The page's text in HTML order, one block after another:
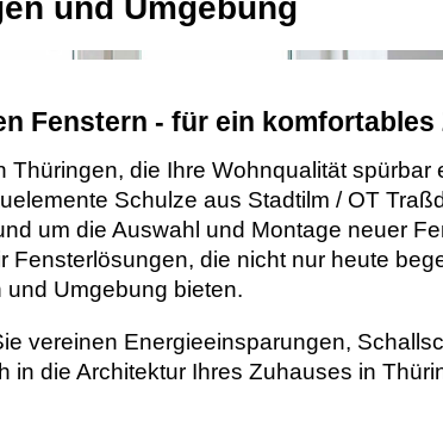
und Umgebung
Fenstern - für ein komfortables
die Ihre Wohnqualität
Schulze aus Stadtilm / OT
um die Auswahl und Montage neuer
die nicht nur heute
Umgebung bieten.
vereinen Energieeinsparungen,
in die Architektur Ihres Zuhauses in